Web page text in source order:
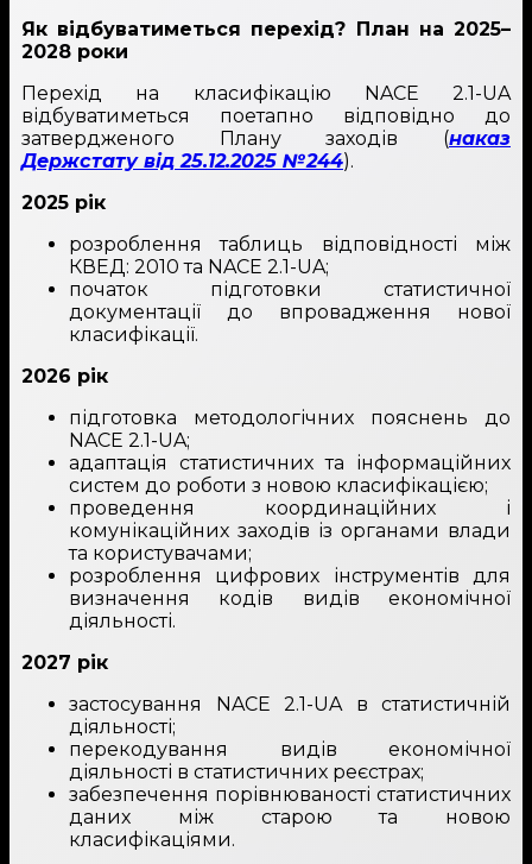
Як відбуватиметься перехід? План на 2025–
2028 роки
Перехід на класифікацію NACE 2.1-UA
відбуватиметься поетапно відповідно до
затвердженого Плану заходів (наказ
Держстату від 25.12.2025 №244).
2025 рік
розроблення таблиць відповідності між
КВЕД: 2010 та NACE 2.1-UA;
початок підготовки статистичної
документації до впровадження нової
класифікації.
2026 рік
підготовка методологічних пояснень до
NACE 2.1-UA;
адаптація статистичних та інформаційних
систем до роботи з новою класифікацією;
проведення координаційних і
комунікаційних заходів із органами влади
та користувачами;
розроблення цифрових інструментів для
визначення кодів видів економічної
діяльності.
2027 рік
застосування NACE 2.1-UA в статистичній
діяльності;
перекодування видів економічної
діяльності в статистичних реєстрах;
забезпечення порівнюваності статистичних
даних між старою та новою
класифікаціями.